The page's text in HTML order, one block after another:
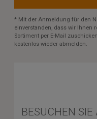
* Mit der Anmeldung für den
einverstanden, dass wir Ihnen
Sortiment per E-Mail
kostenlos wieder abmelden.
BESUCHEN SIE